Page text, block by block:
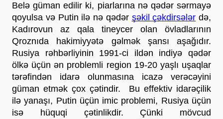
Belə güman edilir ki, piarlarına nə qədər sərmayə
qoyulsa və Putin ilə nə qədər şəkil çəkdirsələr də,
Kadırovun az qala tineycer olan övladlarının
Qroznıda hakimiyyətə gəlmək şansı aşağıdır.
Rusiya rəhbərliyinin 1991-ci ildən indiyə qədər
ölkə üçün ən problemli region 19-20 yaşlı uşaqlar
tərəfindən idarə olunmasına icazə verəcəyini
güman etmək çox çətindir.  Bu effektiv idarəçilik
ilə yanaşı, Putin üçün imic problemi, Rusiya üçün
isə hüquqi çətinlikdir. Çünki mövcud